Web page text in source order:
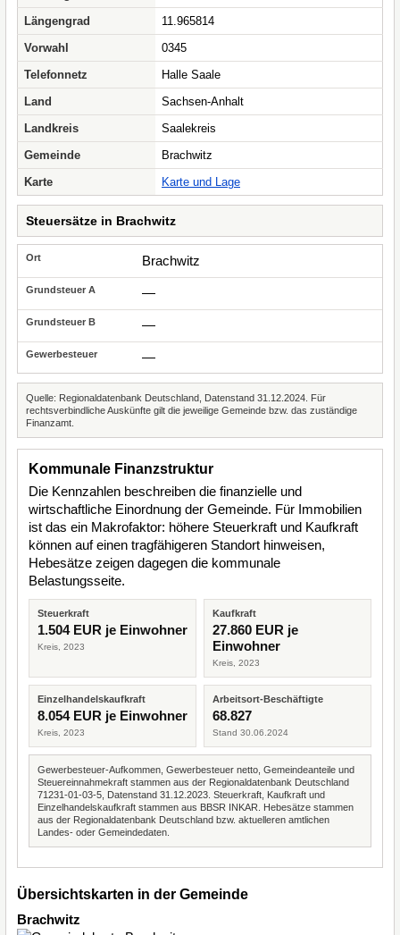
Längengrad
11.965814
Vorwahl
0345
Telefonnetz
Halle Saale
Land
Sachsen-Anhalt
Landkreis
Saalekreis
Gemeinde
Brachwitz
Karte
Karte und Lage
Steuersätze in Brachwitz
Brachwitz
—
—
—
Quelle: Regionaldatenbank Deutschland, Datenstand 31.12.2024. Für
rechtsverbindliche Auskünfte gilt die jeweilige Gemeinde bzw. das zuständige
Finanzamt.
Kommunale Finanzstruktur
Die Kennzahlen beschreiben die finanzielle und
wirtschaftliche Einordnung der Gemeinde. Für Immobilien
ist das ein Makrofaktor: höhere Steuerkraft und Kaufkraft
können auf einen tragfähigeren Standort hinweisen,
Hebesätze zeigen dagegen die kommunale
Belastungsseite.
Steuerkraft
1.504 EUR je Einwohner
Kreis, 2023
Kaufkraft
27.860 EUR je
Einwohner
Kreis, 2023
Einzelhandelskaufkraft
8.054 EUR je Einwohner
Kreis, 2023
Arbeitsort-Beschäftigte
68.827
Stand 30.06.2024
Gewerbesteuer-Aufkommen, Gewerbesteuer netto, Gemeindeanteile und
Steuereinnahmekraft stammen aus der Regionaldatenbank Deutschland
71231-01-03-5, Datenstand 31.12.2023. Steuerkraft, Kaufkraft und
Einzelhandelskaufkraft stammen aus BBSR INKAR. Hebesätze stammen
aus der Regionaldatenbank Deutschland bzw. aktuelleren amtlichen
Landes- oder Gemeindedaten.
Übersichtskarten in der Gemeinde
Brachwitz